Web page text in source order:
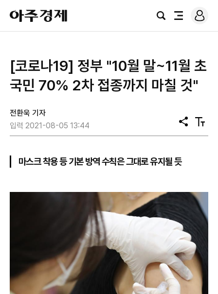
아
주
경
검
전
로
그
​[코로나19] 정부 "10월 말~11월 초
국민 70% 2차 접종까지 마칠 것"
전환욱 기자
입력 2021-08-05 13:44
공
유
텍
스
마스크 착용 등 기본 방역 수칙은 그대로 유지될 듯